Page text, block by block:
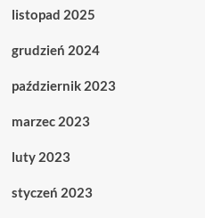
listopad 2025
grudzień 2024
październik 2023
marzec 2023
luty 2023
styczeń 2023